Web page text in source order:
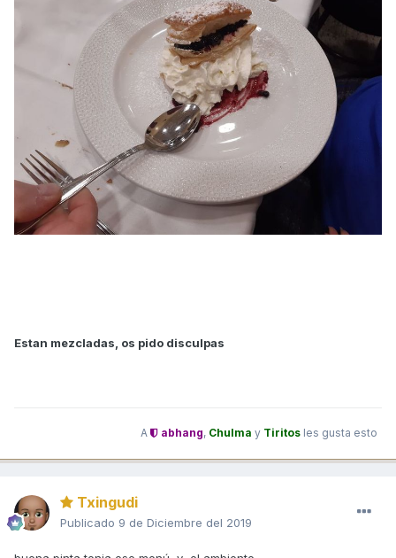
Estan mezcladas, os pido disculpas
A abhang, Chulma y Tiritos les gusta esto
Txingudi
Publicado 9 de Diciembre del 2019